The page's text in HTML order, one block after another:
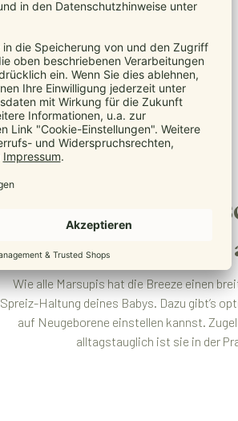
Passt sich
Wie alle Marsupis hat die Breeze einen
Spreiz-Haltung deines Babys. Dazu gibt’s
auf Neugeborene einstellen kannst.
alltagstauglich ist sie in der